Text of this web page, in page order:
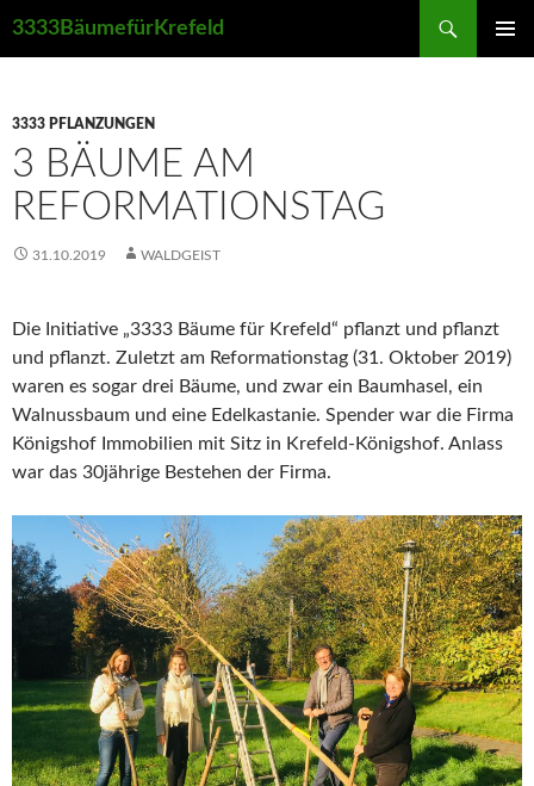
3333BäumefürKrefeld
3333 PFLANZUNGEN
3 BÄUME AM
REFORMATIONSTAG
31.10.2019 WALDGEIST
Die Initiative „3333 Bäume für Krefeld“ pflanzt und pflanzt
und pflanzt. Zuletzt am Reformationstag (31. Oktober 2019)
waren es sogar drei Bäume, und zwar ein Baumhasel, ein
Walnussbaum und eine Edelkastanie. Spender war die Firma
Königshof Immobilien mit Sitz in Krefeld-Königshof. Anlass
war das 30jährige Bestehen der Firma.